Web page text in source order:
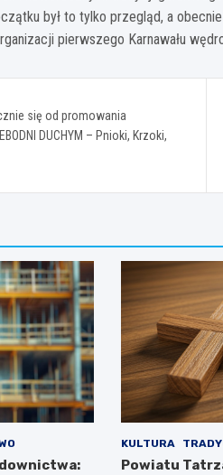
był to tylko przegląd, a
pierwszego Karnawału
się od promowania
DUCHYM – Pnioki, Krzoki,
KULTURA
Powiatu